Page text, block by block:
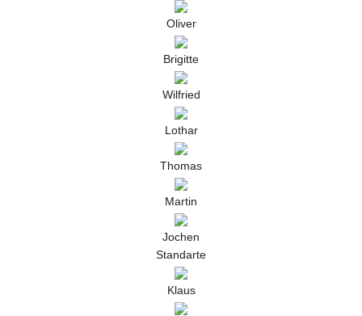
Oliver
Brigitte
Wilfried
Lothar
Thomas
Martin
Jochen
Standarte
Klaus